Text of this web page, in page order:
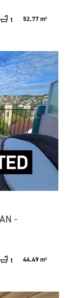
1 52.77 m²
-
1 44.49 m²